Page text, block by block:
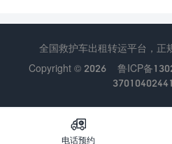

电话预约
全国救护车出租转运平台，正
Copyright © 2026
鲁ICP备